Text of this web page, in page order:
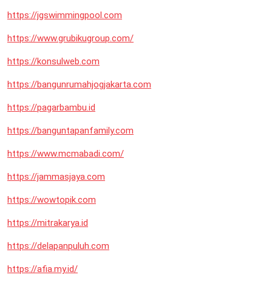
https://jgswimmingpool.com
https://www.grubikugroup.com/
https://konsulweb.com
https://bangunrumahjogjakarta.com
https://pagarbambu.id
https://banguntapanfamily.com
https://www.mcmabadi.com/
https://jammasjaya.com
https://wowtopik.com
https://mitrakarya.id
https://delapanpuluh.com
https://afia.my.id/